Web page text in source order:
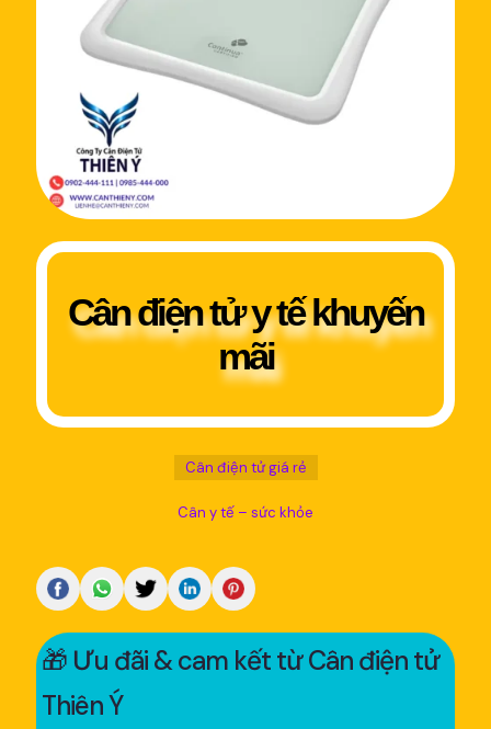
Cân điện tử y tế khuyến
mãi
Cân điện tử giá rẻ
Cân y tế – sức khỏe
🎁 Ưu đãi & cam kết từ Cân điện tử
Thiên Ý